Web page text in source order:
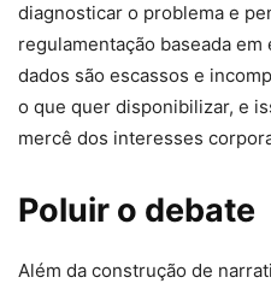
diagnosticar o problema e
regulamentação baseada
dados são escassos e
o que quer disponibilizar, e
mercê dos interesses
Poluir o debate
Além da construção de